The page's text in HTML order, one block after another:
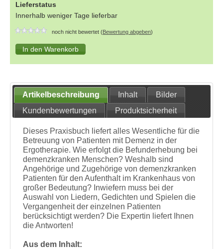
Lieferstatus
Innerhalb weniger Tage lieferbar
noch nicht bewertet (Bewertung abgeben)
Artikelbeschreibung Inhalt
Bilder
Kundenbewertungen
Produktsicherheit
Dieses Praxisbuch liefert alles Wesentliche für die
Betreuung von Patienten mit Demenz in der
Ergotherapie. Wie erfolgt die Befunderhebung bei
demenzkranken Menschen? Weshalb sind
Angehörige und Zugehörige von demenzkranken
Patienten für den Aufenthalt im Krankenhaus von
großer Bedeutung? Inwiefern muss bei der
Auswahl von Liedern, Gedichten und Spielen die
Vergangenheit der einzelnen Patienten
berücksichtigt werden? Die Expertin liefert Ihnen
die Antworten!
Aus dem Inhalt: